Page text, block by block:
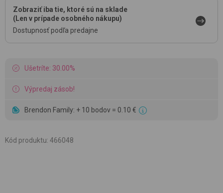
Zobraziť iba tie, ktoré sú na sklade
(Len v prípade osobného nákupu)
Dostupnosť podľa predajne
Ušetríte: 30.00%
Výpredaj zásob!
Brendon Family: + 10 bodov = 0.10 €
Kód produktu: 466048